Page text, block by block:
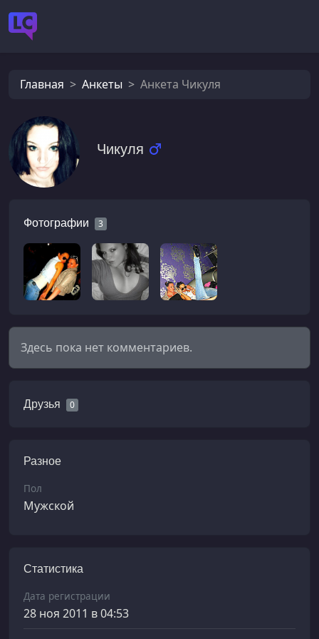
Главная Анкеты Анкета Чикуля
Чикуля
Фотографии 3
Здесь пока нет комментариев.
Друзья 0
Разное
Пол
Мужской
Статистика
Дата регистрации
28 ноя 2011 в 04:53